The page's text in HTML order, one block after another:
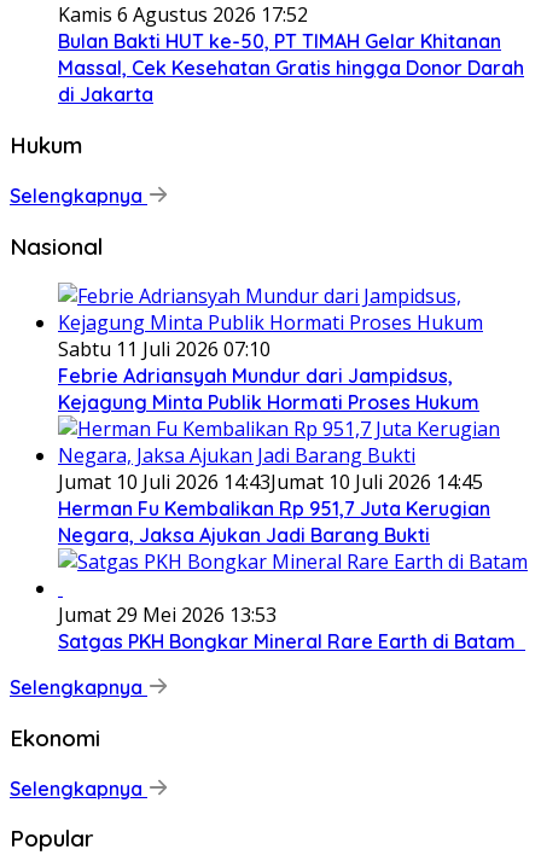
Kamis 6 Agustus 2026 17:52
Bulan Bakti HUT ke-50, PT TIMAH Gelar Khitanan
Massal, Cek Kesehatan Gratis hingga Donor Darah
di Jakarta
Hukum
Selengkapnya
Nasional
Sabtu 11 Juli 2026 07:10
Febrie Adriansyah Mundur dari Jampidsus,
Kejagung Minta Publik Hormati Proses Hukum
Jumat 10 Juli 2026 14:43Jumat 10 Juli 2026 14:45
Herman Fu Kembalikan Rp 951,7 Juta Kerugian
Negara, Jaksa Ajukan Jadi Barang Bukti
Jumat 29 Mei 2026 13:53
Satgas PKH Bongkar Mineral Rare Earth di Batam
Selengkapnya
Ekonomi
Selengkapnya
Popular